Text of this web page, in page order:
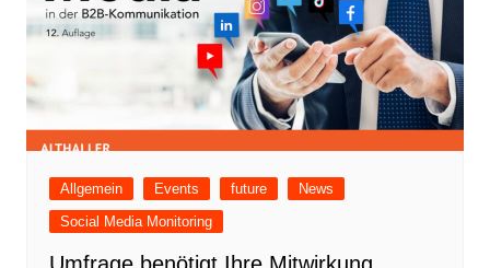
Allgemein Events future
News
Social Media Monitoring